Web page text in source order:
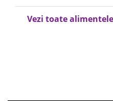
Vezi toate